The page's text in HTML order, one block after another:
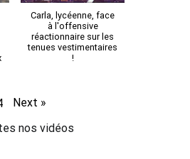
Carla, lycéenne, face
à l'offensive
réactionnaire sur les
tenues vestimentaires
!
Next »
nos vidéos